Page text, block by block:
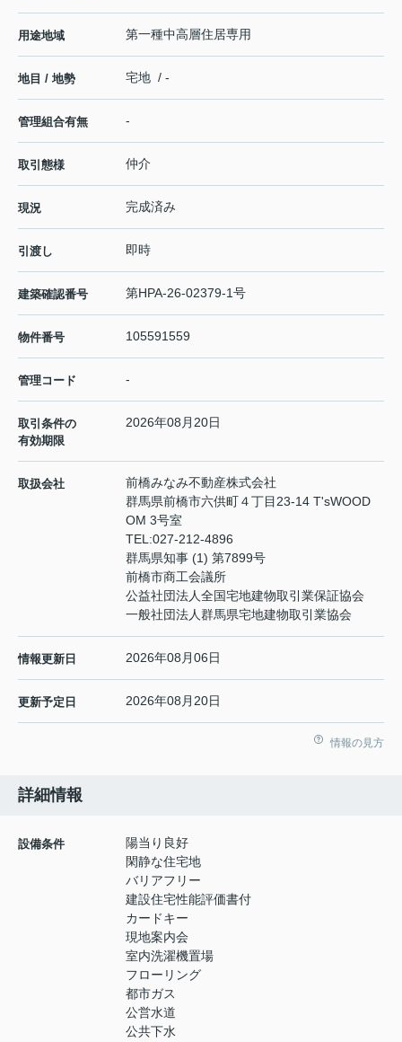
用途地域 第一種中高層住居専用
地目 / 地勢 宅地 / -
管理組合有無 -
取引態様 仲介
現況 完成済み
引渡し 即時
建築確認番号 第HPA-26-02379-1号
物件番号 105591559
管理コード -
取引条件の
有効期限
2026年08月20日
取扱会社
前橋みなみ不動産株式会社
群馬県前橋市六供町４丁目23‐14 T'sWOOD
OM 3号室
TEL:027-212-4896
群馬県知事 (1) 第7899号
前橋市商工会議所
公益社団法人全国宅地建物取引業保証協会
一般社団法人群馬県宅地建物取引業協会
情報更新日 2026年08月06日
更新予定日 2026年08月20日
情報の見方
詳細情報
設備条件
陽当り良好
閑静な住宅地
バリアフリー
建設住宅性能評価書付
カードキー
現地案内会
室内洗濯機置場
フローリング
都市ガス
公営水道
公共下水